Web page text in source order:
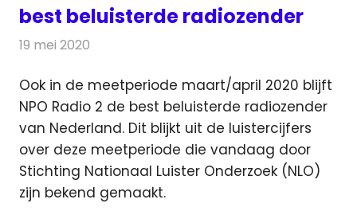
best beluisterde radiozender
19 mei 2020
Ook in de meetperiode maart/april 2020 blijft
NPO Radio 2 de best beluisterde radiozender
van Nederland. Dit blijkt uit de luistercijfers
over deze meetperiode die vandaag door
Stichting Nationaal Luister Onderzoek (NLO)
zijn bekend gemaakt.